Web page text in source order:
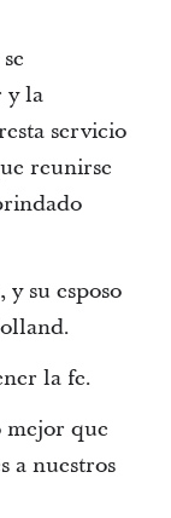
y la
servicio
reunirse
y su esposo
la fe.
mejor que
a nuestros